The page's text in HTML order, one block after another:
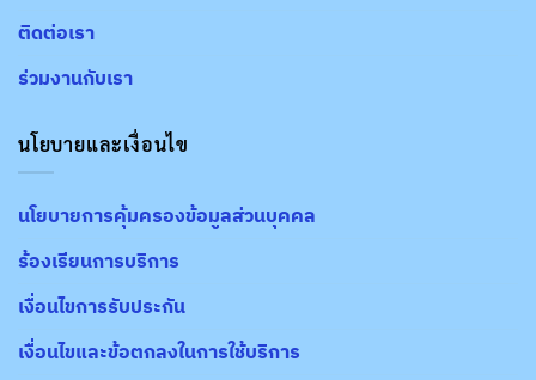
ติดต่อเรา
ร่วมงานกับเรา
นโยบายและเงื่อนไข
นโยบายการคุ้มครองข้อมูลส่วนบุคคล
ร้องเรียนการบริการ
เงื่อนไขการรับประกัน
เงื่อนไขและข้อตกลงในการใช้บริการ